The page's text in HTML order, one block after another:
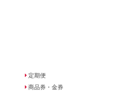
定期便
商品券・金券